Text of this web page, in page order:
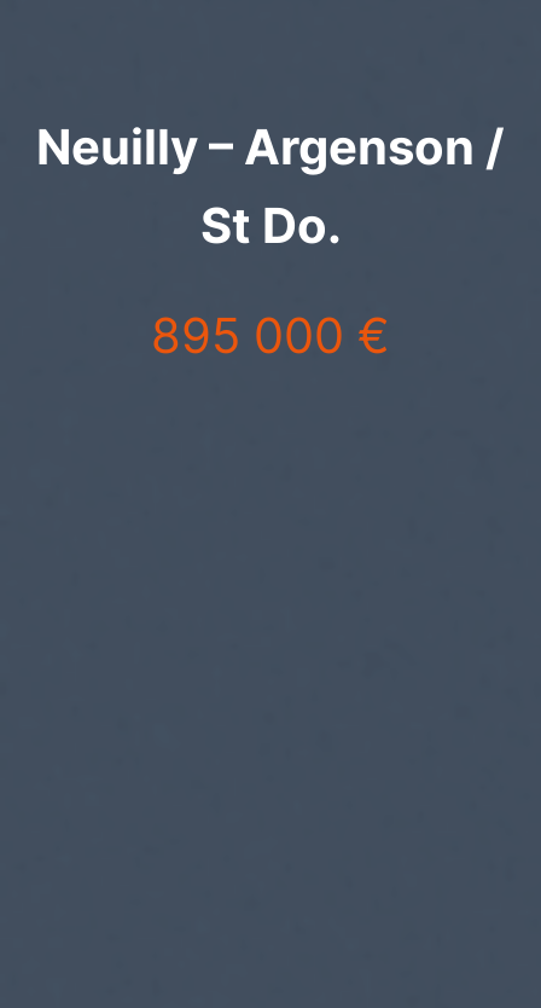
Neuilly – Argenson /
St Do.
895 000 €